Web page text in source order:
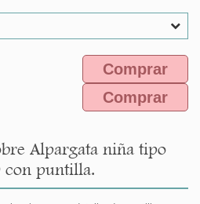
Comprar
Comprar
Alpargata niña tipo
con puntilla.